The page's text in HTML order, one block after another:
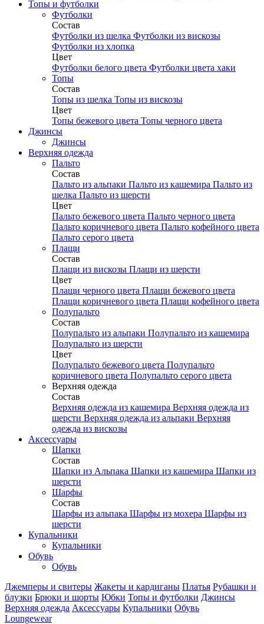
Топы и футболки
Футболки
Состав
Футболки из шелка Футболки из вискозы
Футболки из хлопка
Цвет
Футболки белого цвета Футболки цвета хаки
Топы
Состав
Топы из шелка Топы из вискозы
Цвет
Топы бежевого цвета Топы черного цвета
Джинсы
Джинсы
Верхняя одежда
Пальто
Состав
Пальто из альпаки Пальто из кашемира Пальто из
шелка Пальто из шерсти
Цвет
Пальто бежевого цвета Пальто черного цвета
Пальто коричневого цвета Пальто кофейного цвета
Пальто серого цвета
Плащи
Состав
Плащи из вискозы Плащи из шерсти
Цвет
Плащи черного цвета Плащи бежевого цвета
Плащи коричневого цвета Плащи кофейного цвета
Полупальто
Состав
Полупальто из альпаки Полупальто из кашемира
Полупальто из шерсти
Цвет
Полупальто бежевого цвета Полупальто
коричневого цвета Полупальто серого цвета
Верхняя одежда
Состав
Верхняя одежда из кашемира Верхняя одежда из
шерсти Верхняя одежда из альпаки Верхняя
одежда из вискозы
Аксесcуары
Шапки
Состав
Шапки из Альпака Шапки из кашемира Шапки из
шерсти
Шарфы
Состав
Шарфы из альпака Шарфы из мохера Шарфы из
шерсти
Купальники
Купальники
Обувь
Обувь
Джемперы и свитеры Жакеты и кардиганы Платья Рубашки и
блузки Брюки и шорты Юбки Топы и футболки Джинсы
Верхняя одежда Аксесcуары Купальники Обувь
Loungewear